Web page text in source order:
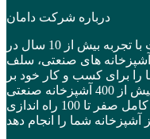
درباره شرکت دامان
شرکت آرا تجهیز دامان آماده است با تجربه بیش از 10 سال در
آشپزخانه های صنعتی، سلف
برای کسب و کار خود بر
طرف نماید. دامان با تجربه راه اندازی بیش از 400 آشپزخانه صنعتی
در حوزه های مختلف می تواند مشاوره کامل صفر تا 100 راه اندازی